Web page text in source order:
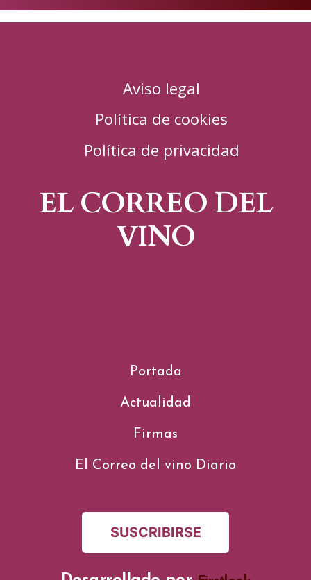
Aviso legal
Política de cookies
Política de privacidad
EL CORREO DEL
VINO
Portada
Actualidad
Firmas
El Correo del vino Diario
SUSCRIBIRSE